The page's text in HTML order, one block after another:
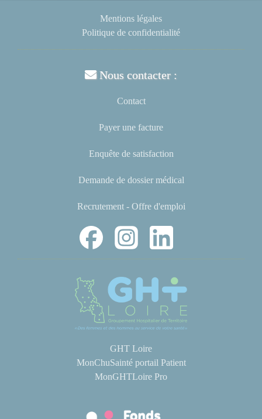
Mentions légales
Politique de confidentialité
Nous contacter :
Contact
Payer une facture
Enquête de satisfaction
Demande de dossier médical
Recrutement - Offre d'emploi
GHT Loire
MonChuSainté portail Patient
MonGHTLoire Pro